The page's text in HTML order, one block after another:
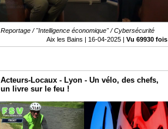
Reportage / "Intelligence économique" / Cybersécurité
Aix les Bains | 16-04-2025| Vu 69930 fois
Acteurs-Locaux - Lyon - Un vélo, des chefs,
un livre sur le feu !